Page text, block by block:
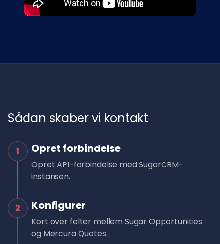
Sådan skaber vi kontakt
1 Opret forbindelse
Opret API-forbindelse med SugarCRM-
instansen.
2 Konfigurer
Kort over felter mellem Sugar Opportunities
og Mercura Quotes.